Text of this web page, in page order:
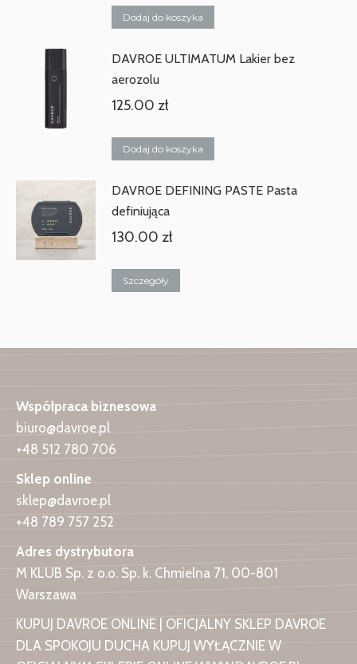
Dodaj do koszyka
DAVROE ULTIMATUM Lakier bez
aerozolu
125.00 zł
Dodaj do koszyka
DAVROE DEFINING PASTE Pasta
definiująca
130.00 zł
Szczegóły
Współpraca biznesowa
biuro@davroe.pl
+48 512 780 706
Sklep online
sklep@davroe.pl
+48 789 757 252
Adres dystrybutora
M KLUB Sp. z o.o. Sp. k. Chmielna 71, 00-801
Warszawa
KUPUJ DAVROE ONLINE | OFICJALNY SKLEP DAVROE
DLA SPOKOJU DUCHA KUPUJ WYŁĄCZNIE W